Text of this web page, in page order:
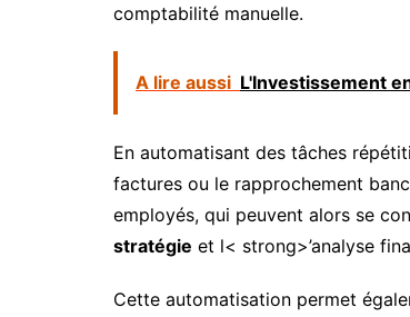
comptabilité manuelle.
A lire aussi L'Investissement
En automatisant des tâches
factures ou le rapprochement
employés, qui peuvent alors se
stratégie et l< strong>’analyse
Cette automatisation permet